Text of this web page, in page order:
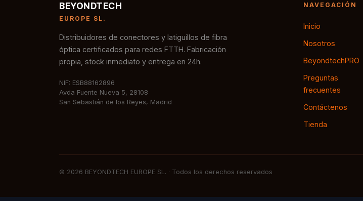
BEYONDTECH
EUROPE SL.
Distribuidores de conectores y latiguillos de fibra
óptica certificados para redes FTTH. Fabricación
propia, stock inmediato y entrega en 24h.
NIF: ESB88162896
Avda Fuente Nueva 5, 28108
San Sebastián de los Reyes, Madrid
NAVEGACIÓN
Inicio
Nosotros
BeyondtechPRO
Preguntas
frecuentes
Contáctenos
Tienda
© 2026 BEYONDTECH EUROPE SL. · Todos los derechos reservados